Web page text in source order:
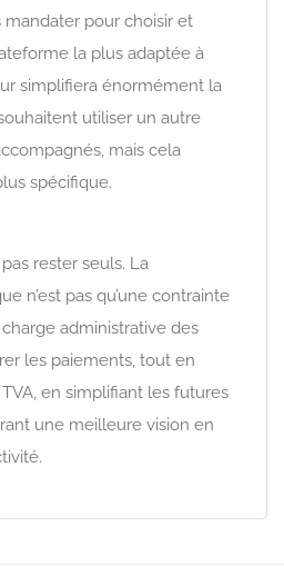
pour choisir et
la plus adaptée à
simplifiera énormément la
utiliser un autre
mais cela
spécifique.
rester seuls. La
n’est pas qu’une contrainte
administrative des
les paiements, tout en
en simplifiant les futures
une meilleure vision en